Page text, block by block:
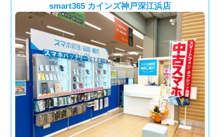
smart365 カインズ神戸深江浜店